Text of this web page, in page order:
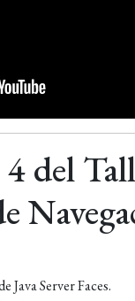
del
Server Faces.